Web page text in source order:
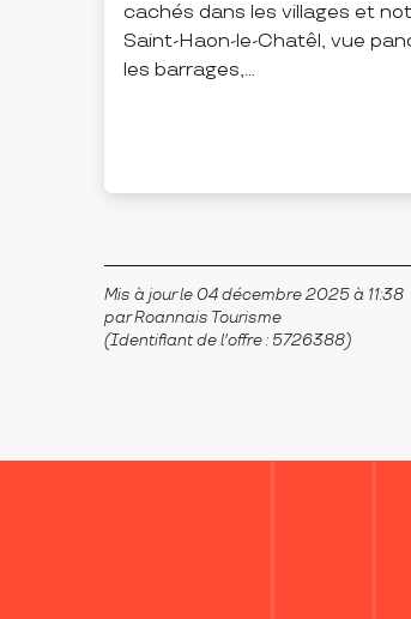
cachés dans les villages et
Saint-Haon-le-Chatêl, vue
les barrages,...
Mis à jour le 04 décembre 2025 à 11:38
par Roannais Tourisme
(Identifiant de l'offre : 5726388)